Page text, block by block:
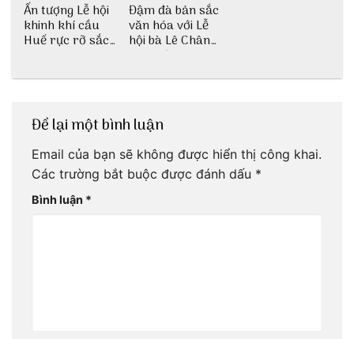
Ấn tượng Lễ hội
khinh khí cầu
Huế rực rỡ sắc
Đậm đà bản sắc
văn hóa với Lễ
hội bà Lê Chân
Hải Phòng
Để lại một bình luận
Email của bạn sẽ không được hiển thị công khai.
Các trường bắt buộc được đánh dấu *
Bình luận *